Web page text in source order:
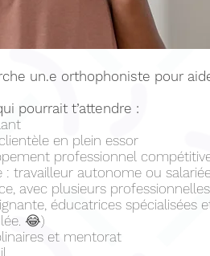
un.e orthophoniste pour
pourrait t’attendre :
en plein essor
professionnel
: travailleur autonome ou
ce, avec plusieurs
éducatrices spécialisées
😂)
et mentorat